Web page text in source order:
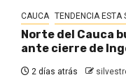
CAUCA TENDENCIA ESTA
Norte del Cauca
ante cierre de
2 días atrás